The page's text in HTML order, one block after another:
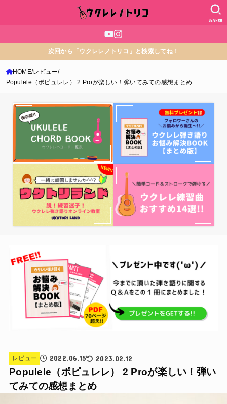
SEARCH
次回から「ウクレレノトリコ」と検索してね！
HOME レビュー
Populele（ポピュレレ） 2 Proが楽しい！弾いてみての感想まとめ
レビュー 2022.06.15 2023.02.12
Populele（ポピュレレ） 2 Proが楽しい！弾い
てみての感想まとめ